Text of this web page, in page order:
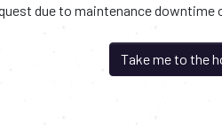
due to maintenance downtime
Take me to the